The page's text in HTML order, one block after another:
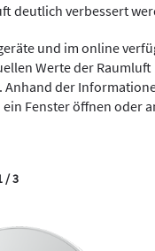
deutlich verbessert
und im online
Werte der
der
Fenster öffnen oder
/ 3